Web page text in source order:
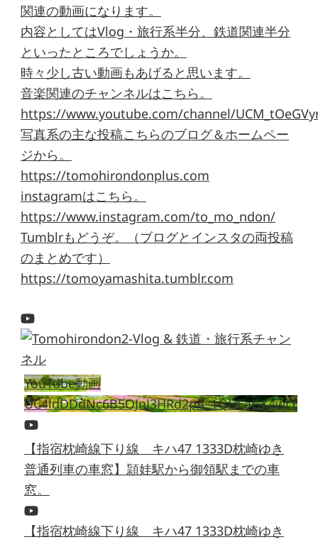
関連の動画になります。
内容としてはVlog・旅行系半分、鉄道関連半分
といったところでしょうか。
時々少し古い動画もあげると思います。
音楽関連のチャンネルはこちら。
https://www.youtube.com/channel/
写真系の主な投稿こちらのブログ＆ホームペー
ジから。
https://tomohirondonplus.com
instagramはこちら。
https://www.instagram.com/to_mo_ndon/
Tumblrもどうぞ。（ブログとインスタの両投稿
のまとめです）
https://tomoyamashita.tumblr.com
YouTube動画
UC4ldDDdNc6B5OJnJ3HRd2pA_1QHEaGK4wrY
【指宿枕崎線下り線 キハ47 1333D枕崎ゆき
普通列車の車窓】頴娃駅から御領駅までの車
窓。
【指宿枕崎線下り線 キハ47 1333D枕崎ゆき